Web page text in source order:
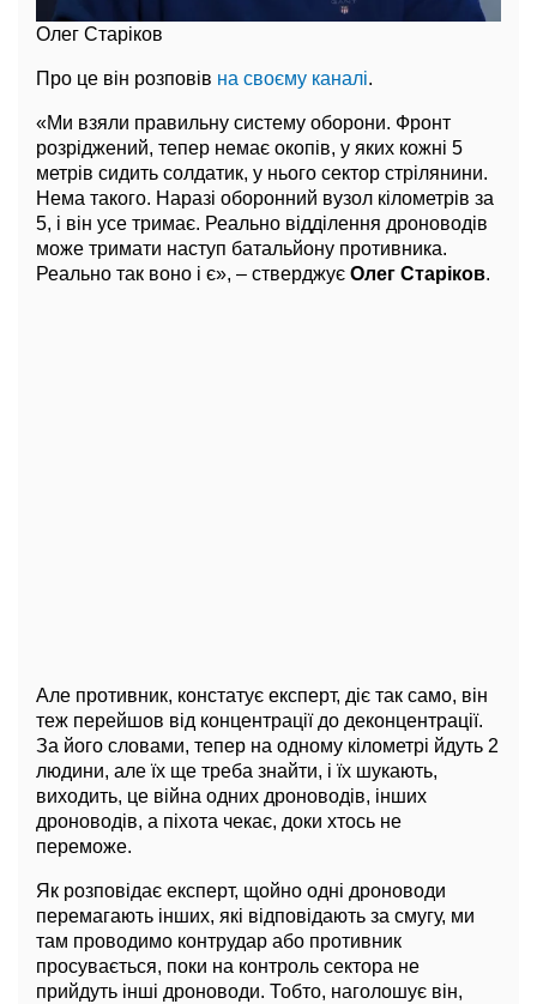
Олег Старіков
Про це він розповів на своєму каналі.
«Ми взяли правильну систему оборони. Фронт
розріджений, тепер немає окопів, у яких кожні 5
метрів сидить солдатик, у нього сектор стрілянини.
Нема такого. Наразі оборонний вузол кілометрів за
5, і він усе тримає. Реально відділення дроноводів
може тримати наступ батальйону противника.
Реально так воно і є», – стверджує Олег Старіков.
Але противник, констатує експерт, діє так само, він
теж перейшов від концентрації до деконцентрації.
За його словами, тепер на одному кілометрі йдуть 2
людини, але їх ще треба знайти, і їх шукають,
виходить, це війна одних дроноводів, інших
дроноводів, а піхота чекає, доки хтось не
переможе.
Як розповідає експерт, щойно одні дроноводи
перемагають інших, які відповідають за смугу, ми
там проводимо контрудар або противник
просувається, поки на контроль сектора не
прийдуть інші дроноводи. Тобто, наголошує він,